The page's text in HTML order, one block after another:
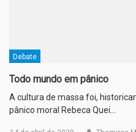
Debate
Todo mundo em pânico
A cultura de massa foi,
pânico moral Rebeca Quei…